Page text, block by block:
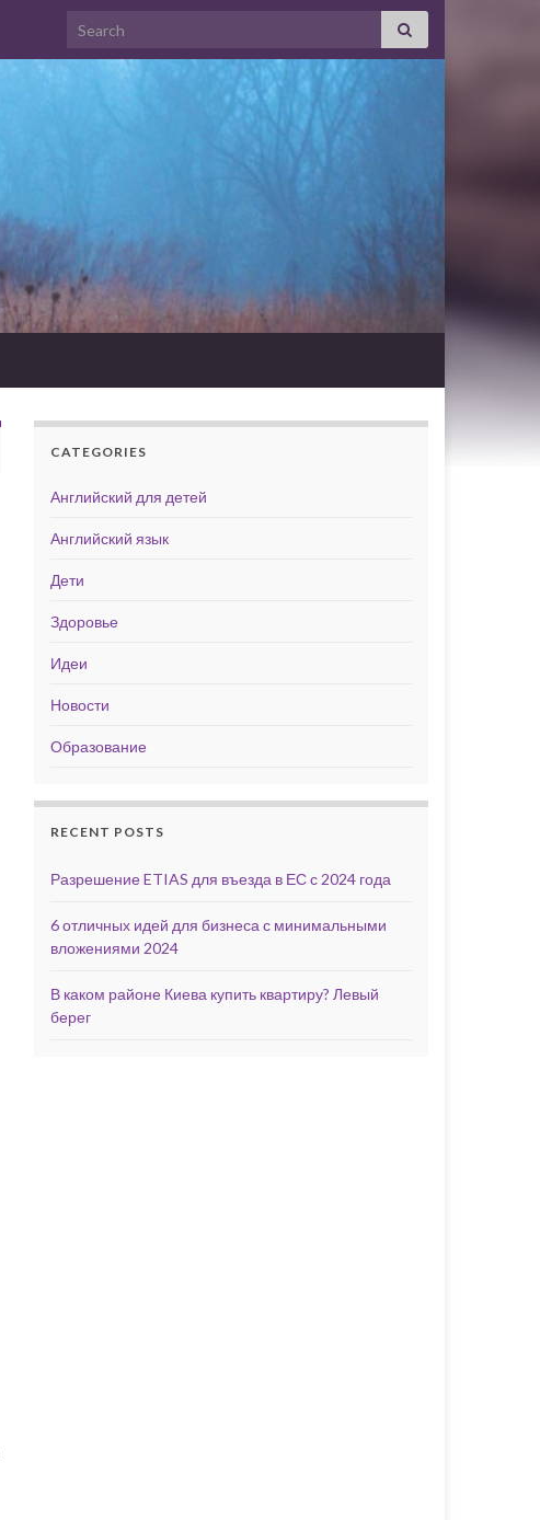
Search for:
CATEGORIES
Английский для детей
Английский язык
Дети
Здоровье
Идеи
Новости
Образование
RECENT POSTS
Разрешение ETIAS для въезда в ЕС с 2024 года
6 отличных идей для бизнеса с минимальными
вложениями 2024
В каком районе Киева купить квартиру? Левый
берег